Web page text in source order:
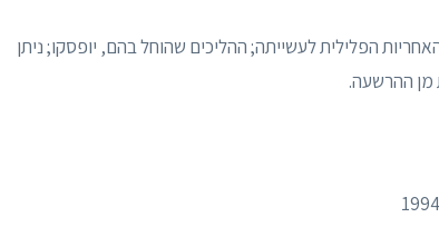
הפלילית לעשייתה; ההליכים שהוחל בהם, יופסקו; ניתן
מן ההרשעה.